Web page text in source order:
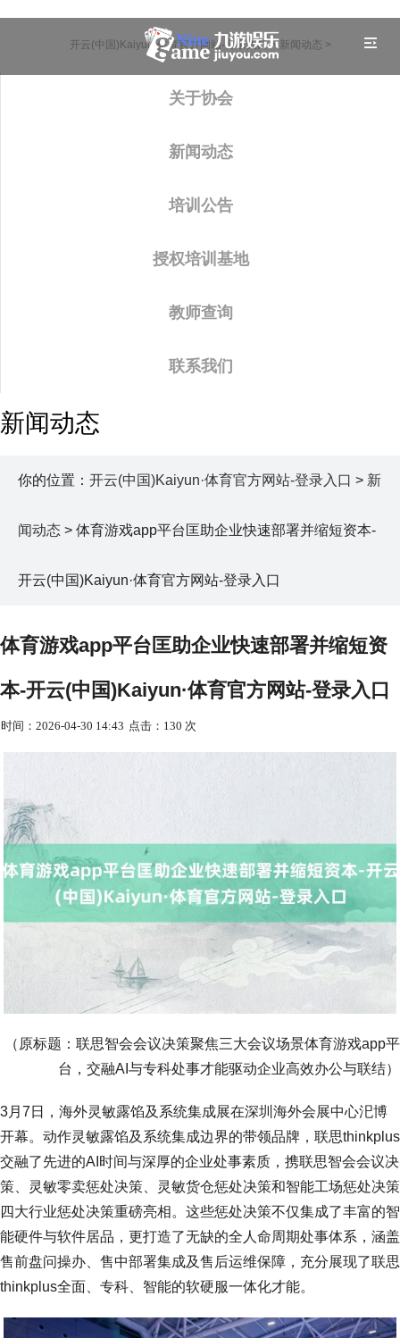
开云(中国)Kaiyun·体育官方网站-登录入口>新闻动态 >
关于协会
新闻动态
培训公告
授权培训基地
教师查询
联系我们
新闻动态
你的位置： 开云(中国)Kaiyun·体育官方网站-登录入口 > 新
闻动态 > 体育游戏app平台匡助企业快速部署并缩短资本-
开云(中国)Kaiyun·体育官方网站-登录入口
体育游戏app平台匡助企业快速部署并缩短资
本-开云(中国)Kaiyun·体育官方网站-登录入口
时间：2026-04-30 14:43 点击：130 次
（原标题：联思智会会议决策聚焦三大会议场景体育游戏app平
台，交融AI与专科处事才能驱动企业高效办公与联结）
3月7日，海外灵敏露馅及系统集成展在深圳海外会展中心汜博
开幕。动作灵敏露馅及系统集成边界的带领品牌，联思thinkplus
交融了先进的AI时间与深厚的企业处事素质，携联思智会会议决
策、灵敏零卖惩处决策、灵敏货仓惩处决策和智能工场惩处决策
四大行业惩处决策重磅亮相。这些惩处决策不仅集成了丰富的智
能硬件与软件居品，更打造了无缺的全人命周期处事体系，涵盖
售前盘问操办、售中部署集成及售后运维保障，充分展现了联思
thinkplus全面、专科、智能的软硬服一体化才能。